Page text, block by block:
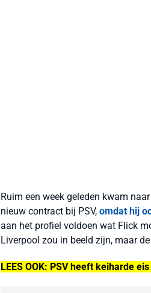
Ruim een week geleden kwam
nieuw contract bij PSV, omdat hij
aan het profiel voldoen wat Flick
Liverpool zou in beeld zijn, maar
LEES OOK: PSV heeft keiharde